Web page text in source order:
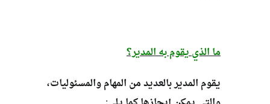
ما الذي يقوم به المدير؟
يقوم المدير بالعديد من المهام والمسئوليات،